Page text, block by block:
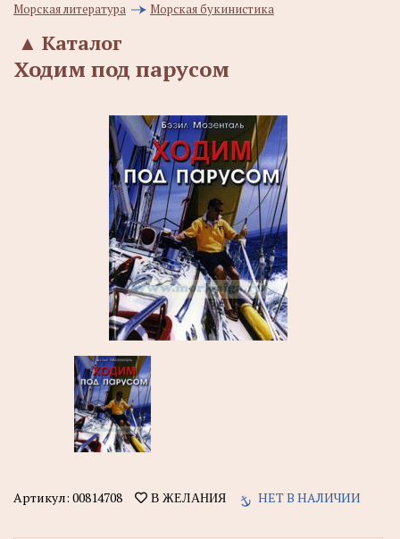
Морская литература Морская букинистика
Каталог
▲
Ходим под парусом
Артикул: 00814708 В ЖЕЛАНИЯ НЕТ В НАЛИЧИИ